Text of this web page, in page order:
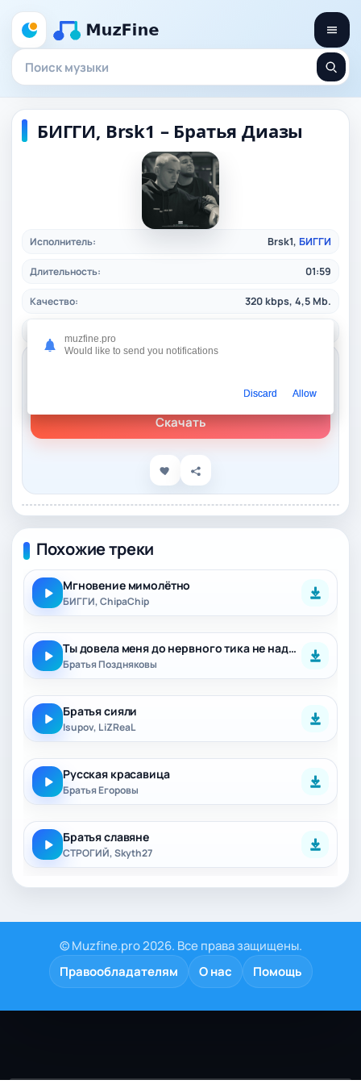
БИГГИ, Brsk1 – Братья Диазы
Исполнитель: Brsk1, БИГГИ
Длительность: 01:59
Качество: 320 kbps, 4,5 Mb.
Скачать
Похожие треки
Мгновение мимолётно
БИГГИ, ChipaChip
Ты довела меня до нервного тика не надо Вика
Братья Поздняковы
Братья сияли
Isupov, L iZReaL
Русская красавица
Братья Егоровы
Братья славяне
СТРОГИЙ, Skyth27
© Muzfine.pro 2026. Все права защищены.
Правообладателям
О нас Помощь
muzfine.pro
Would like to send you notifications
Discard Allow